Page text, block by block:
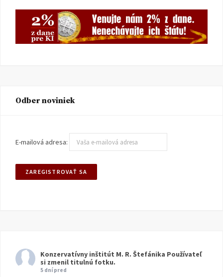
Odber noviniek
E-mailová adresa:
Konzervatívny inštitút M. R. Štefánika Používateľ
si zmenil titulnú fotku.
5 dní pred